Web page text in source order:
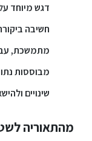
דגש מיוחד
חשיבה
מתמשכת,
מבוססות
שינויים
מהתאוריה